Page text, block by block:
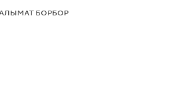
БОРБОР